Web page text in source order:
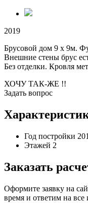
2019
Брусовой дом 9 х 9м.
Внешние стены брус
Без отделки. Кровля
ХОЧУ ТАК-ЖЕ !!
Задать вопрос
Год постройки
Этажей 2
Заказать
Оформите заявку на
время и ответим на